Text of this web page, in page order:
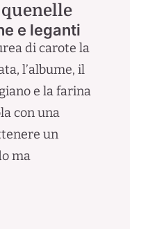
e leganti
di carote la
l’albume, il
e la farina
con una
un
ma